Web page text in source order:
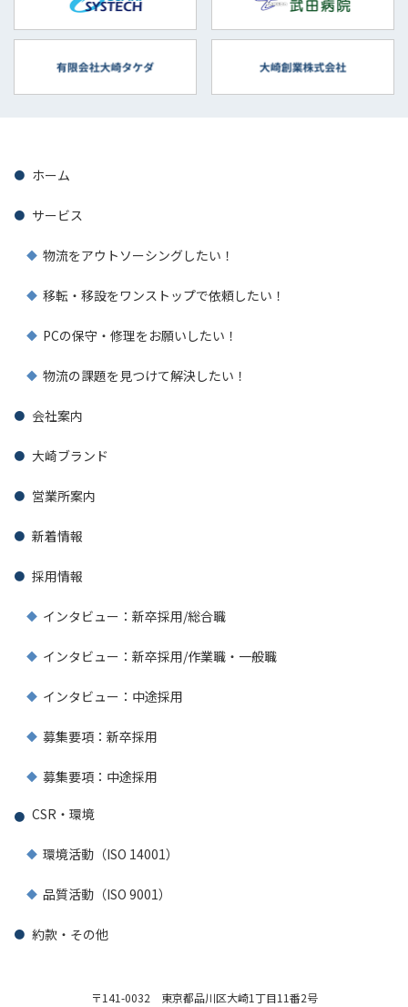
〒141-0032 東京都品川区大崎1丁目11番2号
ホーム
サービス
物流をアウトソーシングしたい！
移転・移設をワンストップで依頼したい！
PCの保守・修理をお願いしたい！
物流の課題を見つけて解決したい！
会社案内
大崎ブランド
営業所案内
新着情報
採用情報
インタビュー：新卒採用/総合職
インタビュー：新卒採用/作業職・一般職
インタビュー：中途採用
募集要項：新卒採用
募集要項：中途採用
CSR・環境
環境活動（ISO 14001）
品質活動（ISO 9001）
約款・その他